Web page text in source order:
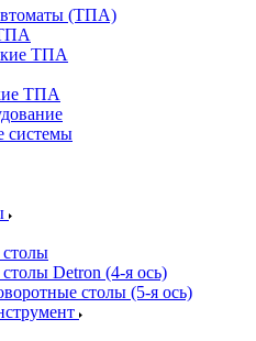
(ТПА)
ТПА
ТПА
системы
Detron (4-я ось)
столы (5-я ось)